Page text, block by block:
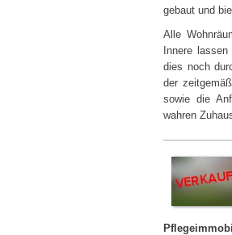
gebaut und
Alle
Innere
dies noch
der
sowie die
wahren